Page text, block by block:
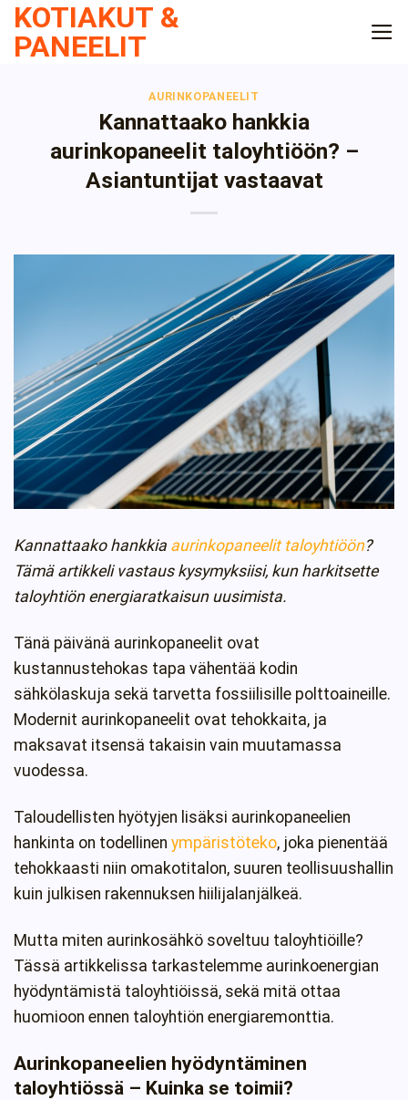
SkipKOTIAKUT &
PANEELIT
AURINKOPANEELIT
Kannattaako hankkia
aurinkopaneelit taloyhtiöön? –
Asiantuntijat vastaavat
Kannattaako hankkia aurinkopaneelit taloyhtiöön?
Tämä artikkeli vastaus kysymyksiisi, kun harkitsette
taloyhtiön energiaratkaisun uusimista.
Tänä päivänä aurinkopaneelit ovat
kustannustehokas tapa vähentää kodin
sähkölaskuja sekä tarvetta fossiilisille polttoaineille.
Modernit aurinkopaneelit ovat tehokkaita, ja
maksavat itsensä takaisin vain muutamassa
vuodessa.
Taloudellisten hyötyjen lisäksi aurinkopaneelien
hankinta on todellinen ympäristöteko, joka pienentää
tehokkaasti niin omakotitalon, suuren teollisuushallin
kuin julkisen rakennuksen hiilijalanjälkeä.
Mutta miten aurinkosähkö soveltuu taloyhtiöille?
Tässä artikkelissa tarkastelemme aurinkoenergian
hyödyntämistä taloyhtiöissä, sekä mitä ottaa
huomioon ennen taloyhtiön energiaremonttia.
Aurinkopaneelien hyödyntäminen
taloyhtiössä – Kuinka se toimii?